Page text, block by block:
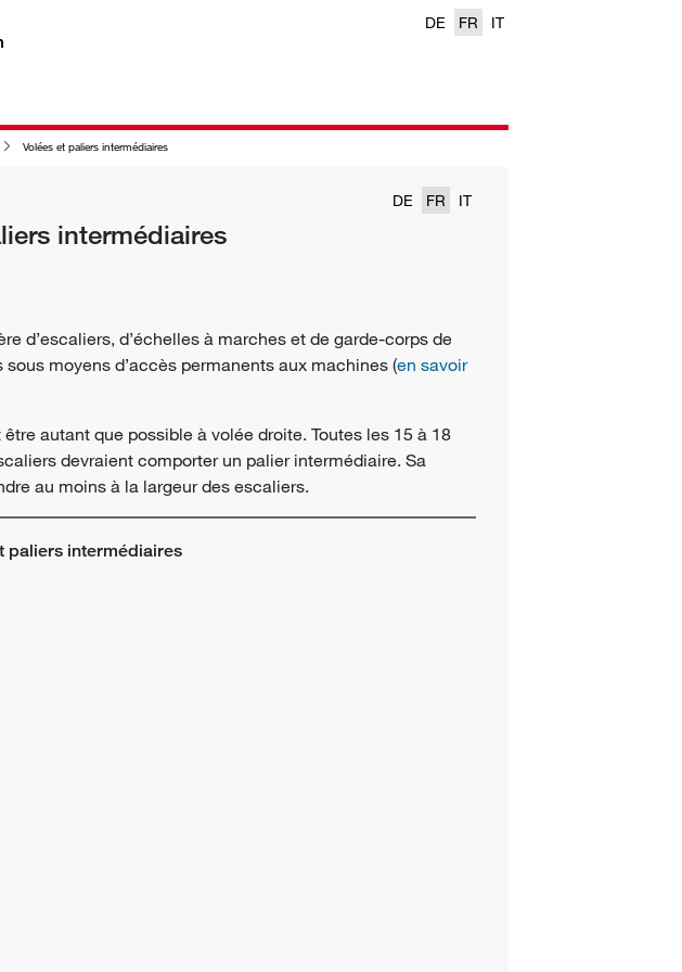
DE FR IT
Volées et paliers intermédiaires
DE FR IT
intermédiaires
d’escaliers, d’échelles à marches et de garde-corps de
moyens d’accès permanents aux machines (en savoir
autant que possible à volée droite. Toutes les 15 à 18
devraient comporter un palier intermédiaire. Sa
au moins à la largeur des escaliers.
paliers intermédiaires